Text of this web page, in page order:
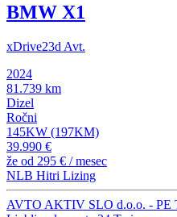
BMW X1
xDrive23d Avt.
2024
81.739 km
Dizel
Ročni
145KW (197KM)
39.990 €
že od 295 € / mesec
NLB Hitri Lizing
AVTO AKTIV SLO d.o.o. - PE